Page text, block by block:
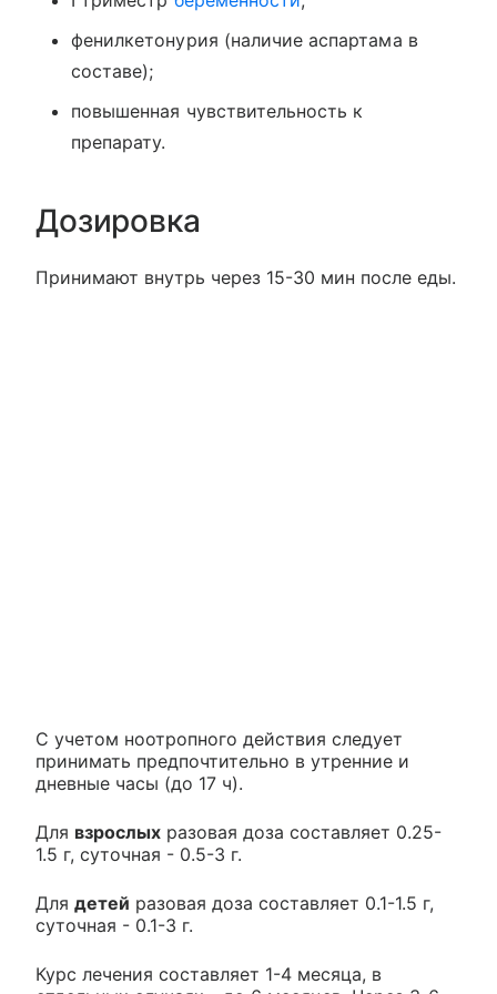
фенилкетонурия (наличие аспартама в
составе);
повышенная чувствительность к
препарату.
Дозировка
Принимают внутрь через 15-30 мин после еды.
С учетом ноотропного действия следует
принимать предпочтительно в утренние и
дневные часы (до 17 ч).
Для взрослых разовая доза составляет 0.25-
1.5 г, суточная - 0.5-3 г.
Для детей разовая доза составляет 0.1-1.5 г,
суточная - 0.1-3 г.
Курс лечения составляет 1-4 месяца, в